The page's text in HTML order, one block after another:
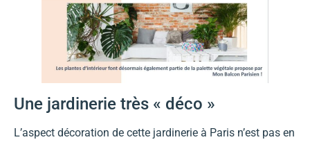
Une jardinerie très « déco »
L’aspect décoration de cette jardinerie à Paris n’est pas en